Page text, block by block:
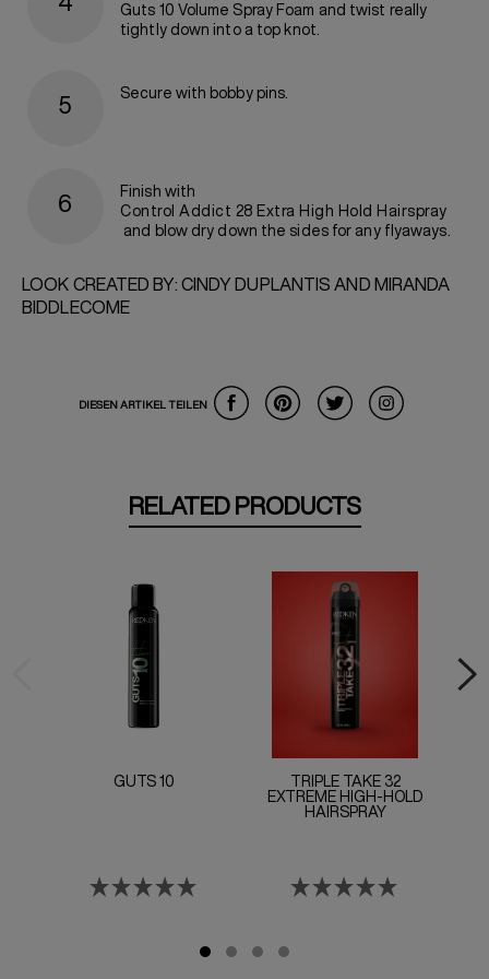
Guts 10 Volume Spray Foam and twist really
tightly down into a top knot.
Secure with bobby pins.
Finish with
Control Addict 28 Extra High Hold Hairspray
and blow dry down the sides for any flyaways.
LOOK CREATED BY: CINDY DUPLANTIS AND MIRANDA
BIDDLECOME
DIESEN ARTIKEL TEILEN
RELATED PRODUCTS
GUTS 10
TRIPLE TAKE 32
EXTREME HIGH-HOLD
HAIRSPRAY